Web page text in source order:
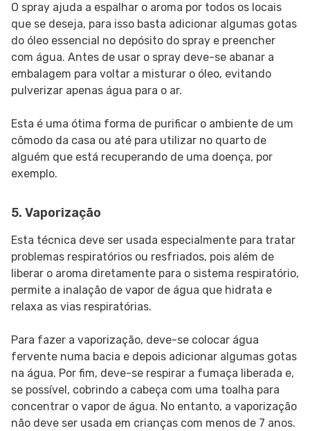
O spray ajuda a espalhar o aroma por todos os locais
que se deseja, para isso basta adicionar algumas gotas
do óleo essencial no depósito do spray e preencher
com água. Antes de usar o spray deve-se abanar a
embalagem para voltar a misturar o óleo, evitando
pulverizar apenas água para o ar.
Esta é uma ótima forma de purificar o ambiente de um
cômodo da casa ou até para utilizar no quarto de
alguém que está recuperando de uma doença, por
exemplo.
5. Vaporização
Esta técnica deve ser usada especialmente para tratar
problemas respiratórios ou resfriados, pois além de
liberar o aroma diretamente para o sistema respiratório,
permite a inalação de vapor de água que hidrata e
relaxa as vias respiratórias.
Para fazer a vaporização, deve-se colocar água
fervente numa bacia e depois adicionar algumas gotas
na água. Por fim, deve-se respirar a fumaça liberada e,
se possível, cobrindo a cabeça com uma toalha para
concentrar o vapor de água. No entanto, a vaporização
não deve ser usada em crianças com menos de 7 anos.